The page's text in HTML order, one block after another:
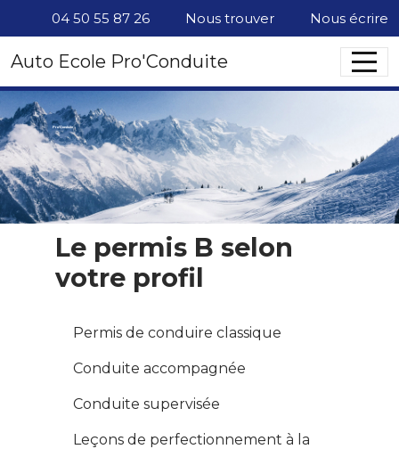
Panneau de gestion des cookies
04 50 55 87 26 Nous trouver Nous écrire
Auto Ecole Pro'Conduite
Pro'Conduite
Le permis B selon
votre profil
Permis de conduire classique
Conduite accompagnée
Conduite supervisée
Leçons de perfectionnement à la